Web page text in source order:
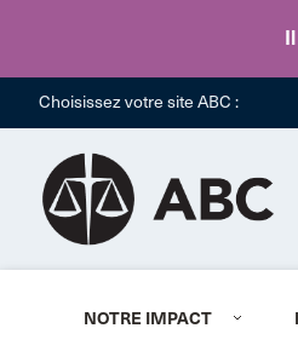
Choisissez votre site ABC :
NOTRE IMPACT